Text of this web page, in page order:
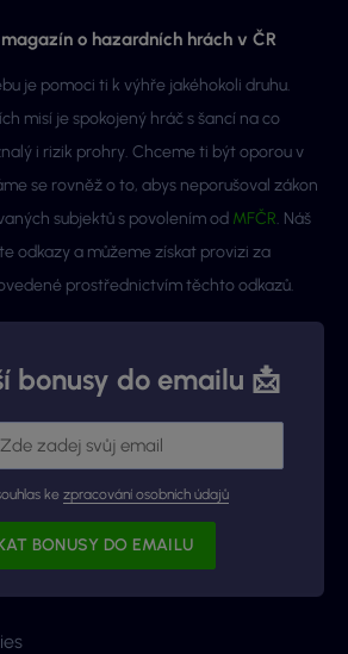
o hazardních hrách v ČR
je pomoci ti k výhře jakéhokoli druhu.
misí je spokojený hráč s šancí na co
i rizik prohry. Chceme ti být oporou v
se rovněž o to, abys neporušoval zákon
subjektů s povolením od MFČR. Náš
odkazy a můžeme získat provizi za
prostřednictvím těchto odkazů.
bonusy do emailu 📩
ke zpracování osobních údajů